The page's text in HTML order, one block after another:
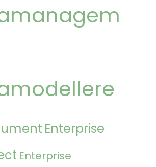
Enterprise
Enterprise